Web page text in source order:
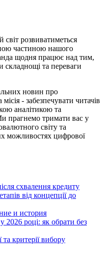
розвиватиметься
частиною нашого
щодня працює над тим,
складнощі та переваги
новин про
- забезпечувати читачів
аналітикою та
прагнемо тримати вас у
світу та
можливостях цифрової
схвалення кредиту
від концепції до
и история
році: як обрати без
критерії вибору